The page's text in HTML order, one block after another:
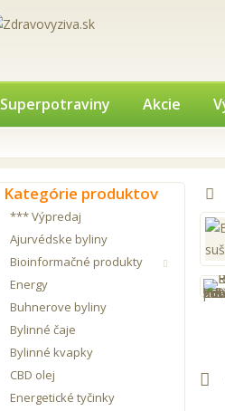
Superpotraviny Akcie
Kategórie produktov
*** Výpredaj
Ajurvédske byliny
Bioinformačné produkty
Energy
Buhnerove byliny
Bylinné čaje
Bylinné kvapky
CBD olej
Energetické tyčinky